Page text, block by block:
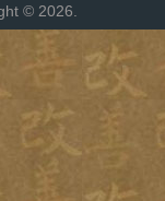
© 2026.